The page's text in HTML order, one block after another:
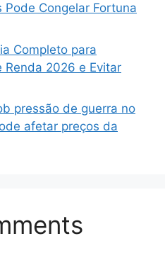
Congelar Fortuna
Completo para
Renda 2026 e Evitar
pressão de guerra no
afetar preços da